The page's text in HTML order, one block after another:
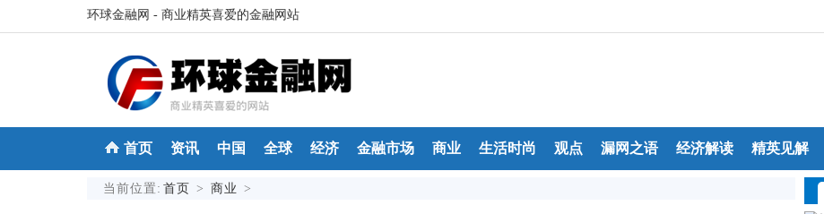
环球金融网 - 商业精英喜爱的金融网站
首页 资讯 中国 全球 经济 金融市场 商业 生活时尚 观点 漏网之语 经济解读 精英见解
当前位置: 首页 > 商业 >